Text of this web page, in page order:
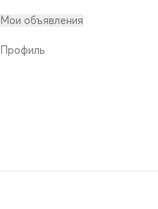
Мои объявления
Профиль